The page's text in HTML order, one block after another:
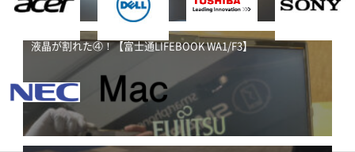
液晶が割れた④！【富士通LIFEBOOK WA1/F3】